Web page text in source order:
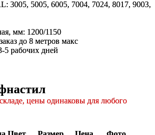
3005, 5005, 6005, 7004, 7024, 8017, 9003,
мм: 1200/1150
до 8 метров макс
5 рабочих дней
цены одинаковы для любого